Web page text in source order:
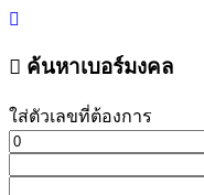
ค้นหาเบอร์มงคล
ใส่ตัวเลขที่ต้องการ